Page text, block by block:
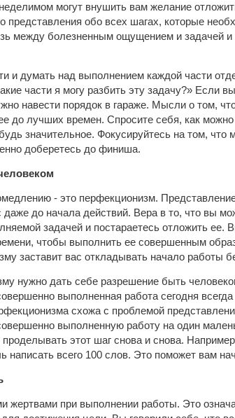
могут внушить вам желание
представления обо всех шагах, которые
между болезненным ощущением и задачей
и думать над выполнением каждой части
части я могу разбить эту задачу?» Если
навести порядок в гараже. Мысли о том,
до лучших времен. Спросите себя, как
значительное. Фокусируйтесь на том,
доберетесь до финиша.
- это перфекционизм.
до начала действий. Вера в то, что вы
задачей и постараетесь отложить ее.
чтобы выполнить ее совершенным
заставит вас откладывать начало работы
нужно дать себе разрешение быть
выполненная работа сегодня
схожа с проблемой
выполненную работу на один
этот шаг снова и снова.
написать всего 100 слов. Это поможет вам
при выполнении работы. Это